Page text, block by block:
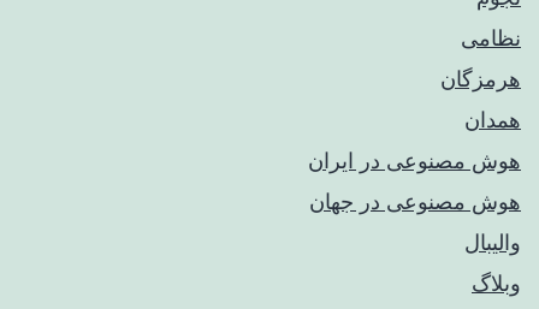
نظامی
هرمزگان
همدان
هوش مصنوعی در ایران
هوش مصنوعی در جهان
والیبال
وبلاگ